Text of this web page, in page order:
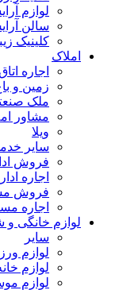
لوازم
سالن
کلینیک
املاک
اجاره
زمین و
ملک
مشاور
ویلا
سایر
فروش
اجاره
فروش
اجاره
لوازم خانگی
سایر
لوازم
لوازم
لوازم